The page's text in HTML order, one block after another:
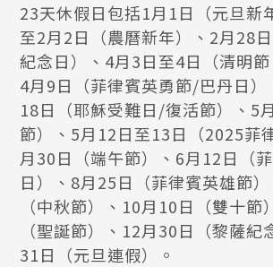
23天休假日包括1月1日（元旦新
至2月2日（農曆新年）、2月28
紀念日）、4月3日至4日（清明節
4月9日（菲律賓英勇節/巴丹日）
18日（耶穌受難日/復活節）、5
節）、5月12日至13日（2025菲
月30日（端午節）、6月12日（
日）、8月25日（菲律賓英雄節
（中秋節）、10月10日（雙十節
（聖誕節）、12月30日（黎薩紀
31日（元旦連假）。